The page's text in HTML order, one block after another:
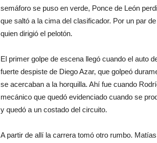
semáforo se puso en verde, Ponce de León
que saltó a la cima del clasificador. Por un par
quien dirigió el pelotón.
El primer golpe de escena llegó cuando el auto
fuerte despiste de Diego Azar, que golpeó
se acercaban a la horquilla. Ahí fue cuando
mecánico que quedó evidenciado cuando se
y quedó a un costado del circuito.
A partir de allí la carrera tomó otro rumbo.